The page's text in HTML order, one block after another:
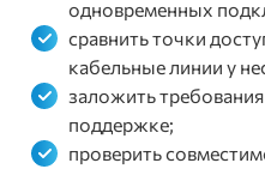
одновременных
сравнить точки
кабельные линии у
заложить
поддержке;
проверить